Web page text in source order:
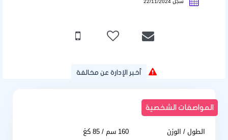
أخبر الإدارة عن مخالفة
المواصفات الشخصية
الطول / الوزن
160 سم / 85 كغ